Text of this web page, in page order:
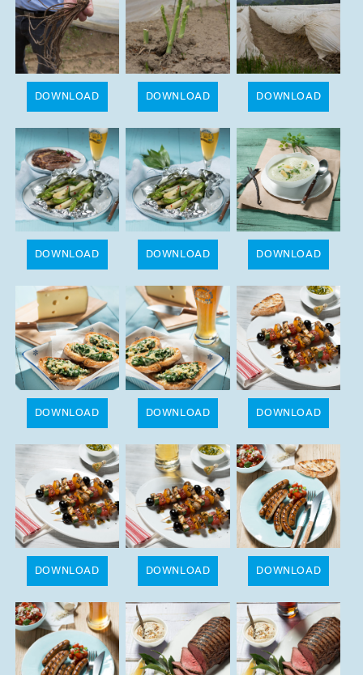
DOWNLOAD DOWNLOAD DOWNLOAD
DOWNLOAD DOWNLOAD DOWNLOAD
DOWNLOAD DOWNLOAD DOWNLOAD
DOWNLOAD DOWNLOAD DOWNLOAD